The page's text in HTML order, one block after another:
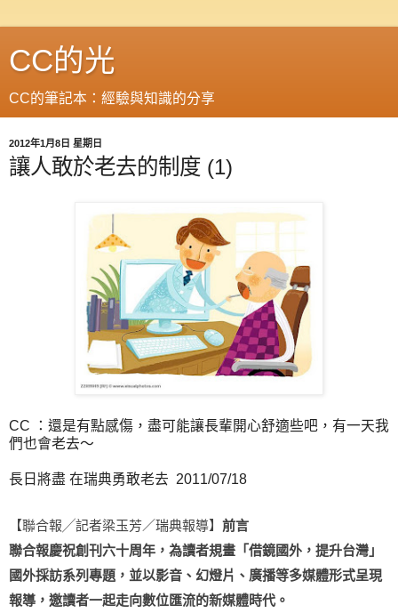
CC的光
CC的筆記本：經驗與知識的分享
2012年1月8日 星期日
讓人敢於老去的制度 (1)
CC ：還是有點感傷，盡可能讓長輩開心舒適些吧，有一天我
們也會老去～
長日將盡 在瑞典勇敢老去 2011/07/18
【聯合報╱記者梁玉芳／瑞典報導】 前言
聯合報慶祝創刊六十周年，為讀者規畫「借鏡國外，提升台灣」
國外採訪系列專題，並以影音、幻燈片、廣播等多媒體形式呈現
報導，邀讀者一起走向數位匯流的新媒體時代。